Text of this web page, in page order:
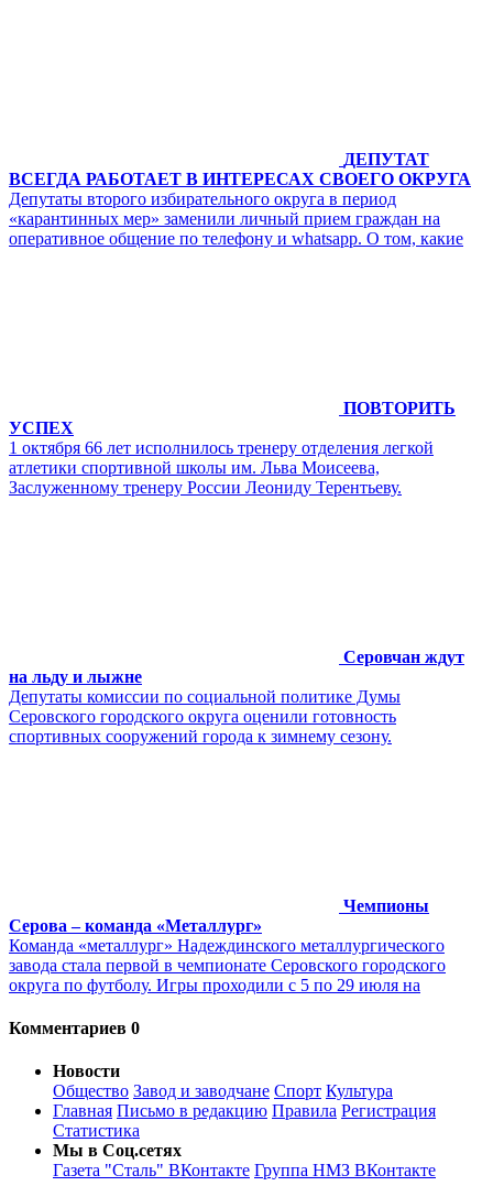
ДЕПУТАТ
ВСЕГДА РАБОТАЕТ В ИНТЕРЕСАХ СВОЕГО ОКРУГА
Депутаты второго избирательного округа в период
«карантинных мер» заменили личный прием граждан на
оперативное общение по телефону и whatsapp. О том, какие
ПОВТОРИТЬ
УСПЕХ
1 октября 66 лет исполнилось тренеру отделения легкой
атлетики спортивной школы им. Льва Моисеева,
Заслуженному тренеру России Леониду Терентьеву.
Серовчан ждут
на льду и лыжне
Депутаты комиссии по социальной политике Думы
Серовского городского округа оценили готовность
спортивных сооружений города к зимнему сезону.
Чемпионы
Серова – команда «Металлург»
Команда «металлург» Надеждинского металлургического
завода стала первой в чемпионате Серовского городского
округа по футболу. Игры проходили с 5 по 29 июля на
Комментариев 0
Новости
Общество Завод и заводчане Спорт Культура
Главная Письмо в редакцию Правила Регистрация
Статистика
Мы в Соц.сетях
Газета "Сталь" ВКонтакте Группа НМЗ ВКонтакте